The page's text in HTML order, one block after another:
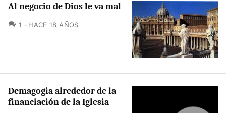
Al negocio de Dios le va mal
1 COMENTARIOS
HACE 18 AÑOS
Demagogia alrededor de la
financiación de la Iglesia